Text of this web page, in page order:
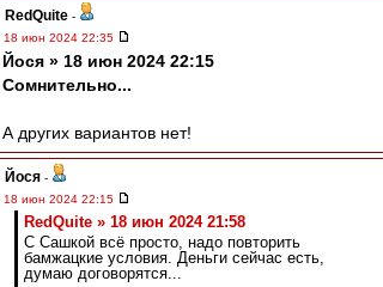
RedQuite -
18 июн 2024 22:35
Йося » 18 июн 2024 22:15
Сомнительно...
А других вариантов нет!
Йося -
18 июн 2024 22:15
RedQuite » 18 июн 2024 21:58
С Сашкой всё просто, надо повторить
бамжацкие условия. Деньги сейчас есть,
думаю договорятся...